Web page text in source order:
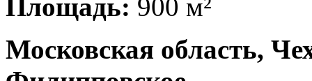
Площадь: 900 м²
Московская область,